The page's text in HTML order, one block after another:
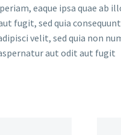
eaque ipsa quae ab
fugit, sed quia
velit, sed quia non
aut odit aut fugit